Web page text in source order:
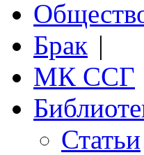
Брак |
МК ССГ
Статьи